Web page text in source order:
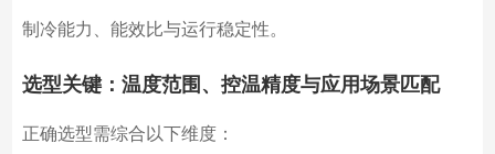
制冷能力、能效比与运行稳定性。
选型关键：温度范围、控温精度与应用场景匹配
正确选型需综合以下维度：